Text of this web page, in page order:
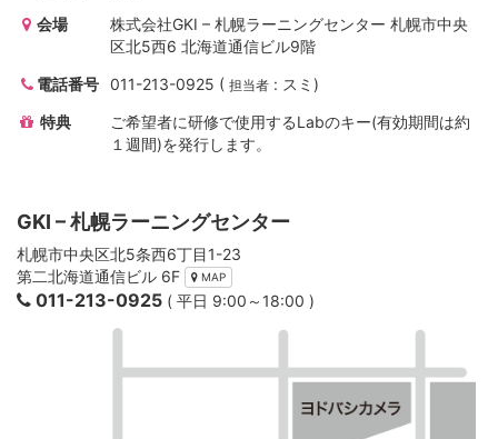
会場
株式会社GKI – 札幌ラーニングセンター 札幌市中央
区北5西6 北海道通信ビル9階
電話番号 011-213-0925 ( 担当者 : スミ)
特典
ご希望者に研修で使用するLabのキー(有効期間は約
１週間)を発行します。
GKI – 札幌ラーニングセンター
札幌市中央区北5条西6丁目1-23
第二北海道通信ビル 6F
MAP
011-213-0925 ( 平日 9:00～18:00 )